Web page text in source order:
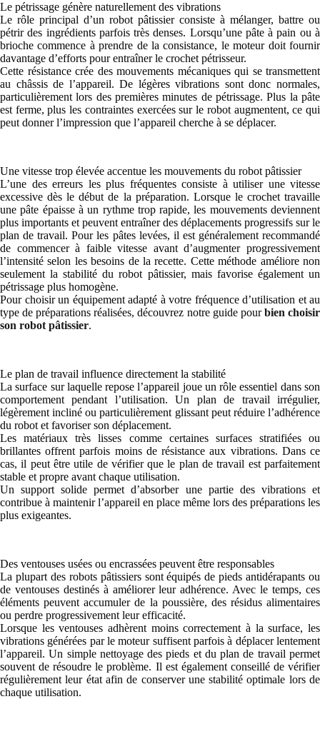
Le pétrissage génère naturellement des vibrations
Le rôle principal d’un robot pâtissier consiste à mélanger, battre ou
pétrir des ingrédients parfois très denses. Lorsqu’une pâte à pain ou à
brioche commence à prendre de la consistance, le moteur doit fournir
davantage d’efforts pour entraîner le crochet pétrisseur.
Cette résistance crée des mouvements mécaniques qui se transmettent
au châssis de l’appareil. De légères vibrations sont donc normales,
particulièrement lors des premières minutes de pétrissage. Plus la pâte
est ferme, plus les contraintes exercées sur le robot augmentent, ce qui
peut donner l’impression que l’appareil cherche à se déplacer.
Une vitesse trop élevée accentue les mouvements du robot pâtissier
L’une des erreurs les plus fréquentes consiste à utiliser une vitesse
excessive dès le début de la préparation. Lorsque le crochet travaille
une pâte épaisse à un rythme trop rapide, les mouvements deviennent
plus importants et peuvent entraîner des déplacements progressifs sur le
plan de travail. Pour les pâtes levées, il est généralement recommandé
de commencer à faible vitesse avant d’augmenter progressivement
l’intensité selon les besoins de la recette. Cette méthode améliore non
seulement la stabilité du robot pâtissier, mais favorise également un
pétrissage plus homogène.
Pour choisir un équipement adapté à votre fréquence d’utilisation et au
type de préparations réalisées, découvrez notre guide pourbien choisir
son robot pâtissier.
Le plan de travail influence directement la stabilité
La surface sur laquelle repose l’appareil joue un rôle essentiel dans son
comportement pendant l’utilisation. Un plan de travail irrégulier,
légèrement incliné ou particulièrement glissant peut réduire l’adhérence
du robot et favoriser son déplacement.
Les matériaux très lisses comme certaines surfaces stratifiées ou
brillantes offrent parfois moins de résistance aux vibrations. Dans ce
cas, il peut être utile de vérifier que le plan de travail est parfaitement
stable et propre avant chaque utilisation.
Un support solide permet d’absorber une partie des vibrations et
contribue à maintenir l’appareil en place même lors des préparations les
plus exigeantes.
Des ventouses usées ou encrassées peuvent être responsables
La plupart des robots pâtissiers sont équipés de pieds antidérapants ou
de ventouses destinés à améliorer leur adhérence. Avec le temps, ces
éléments peuvent accumuler de la poussière, des résidus alimentaires
ou perdre progressivement leur efficacité.
Lorsque les ventouses adhèrent moins correctement à la surface, les
vibrations générées par le moteur suffisent parfois à déplacer lentement
l’appareil. Un simple nettoyage des pieds et du plan de travail permet
souvent de résoudre le problème. Il est également conseillé de vérifier
régulièrement leur état afin de conserver une stabilité optimale lors de
chaque utilisation.